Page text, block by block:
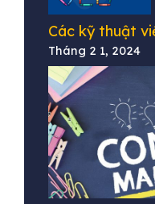
Các kỹ thuật
Tháng 2 1, 2024